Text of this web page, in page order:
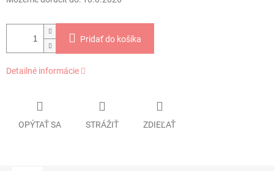
Pridať do košíka
Detailné informácie
OPÝTAŤ SA STRÁŽIŤ ZDIEĽAŤ